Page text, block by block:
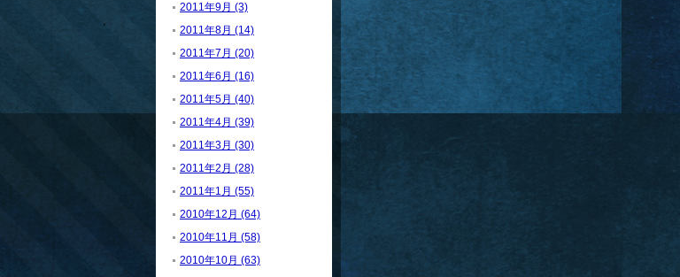
2011年9月 (3)
2011年8月 (14)
2011年7月 (20)
2011年6月 (16)
2011年5月 (40)
2011年4月 (39)
2011年3月 (30)
2011年2月 (28)
2011年1月 (55)
2010年12月 (64)
2010年11月 (58)
2010年10月 (63)